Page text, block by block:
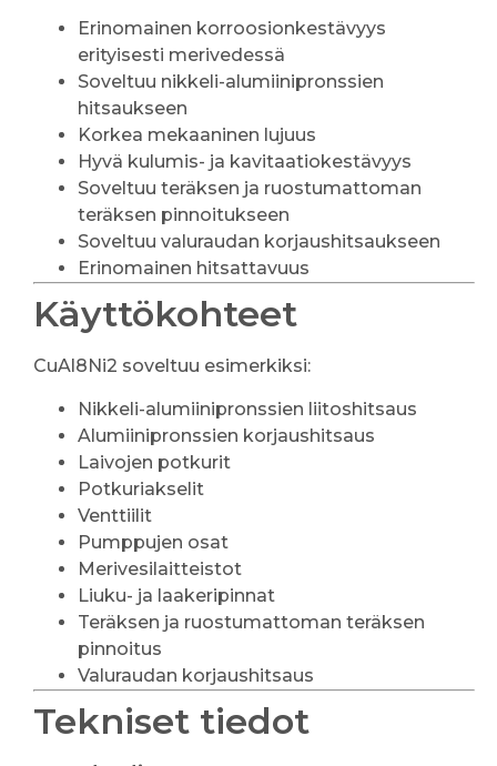
Erinomainen korroosionkestävyys
erityisesti merivedessä
Soveltuu nikkeli-alumiinipronssien
hitsaukseen
Korkea mekaaninen lujuus
Hyvä kulumis- ja kavitaatiokestävyys
Soveltuu teräksen ja ruostumattoman
teräksen pinnoitukseen
Soveltuu valuraudan korjaushitsaukseen
Erinomainen hitsattavuus
Käyttökohteet
CuAl8Ni2 soveltuu esimerkiksi:
Nikkeli-alumiinipronssien liitoshitsaus
Alumiinipronssien korjaushitsaus
Laivojen potkurit
Potkuriakselit
Venttiilit
Pumppujen osat
Merivesilaitteistot
Liuku- ja laakeripinnat
Teräksen ja ruostumattoman teräksen
pinnoitus
Valuraudan korjaushitsaus
Tekniset tiedot